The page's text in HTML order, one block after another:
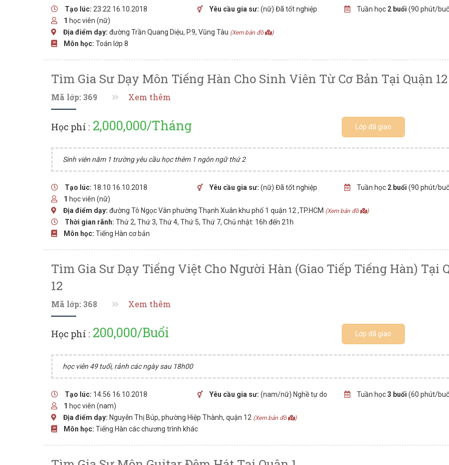
Tạo lúc: 23:22 16.10.2018 Yêu cầu gia sư: (nữ) Đã tốt nghiệp Tuần học 2 buổi (90 phút/
1 học viên (nữ)
Địa điểm dạy: đường Trần Quang Diệu, P.9, Vũng Tàu (Xem bản đồ )
Môn học: Toán lớp 8
Tìm Gia Sư Dạy Môn Tiếng Hàn Cho Sinh Viên Từ Cơ Bản Tại Quận 12
Mã lớp: 369 Xem thêm
Học phí : 2,000,000/Tháng Lớp đã giao
Sinh viên năm 1 trường yêu cầu học thêm 1 ngôn ngữ thứ 2
Tạo lúc: 18:10 16.10.2018 Yêu cầu gia sư: (nữ) Đã tốt nghiệp Tuần học 2 buổi (90 phút/
1 học viên (nữ)
Địa điểm dạy: đường Tô Ngọc Vân phường Thạnh Xuân khu phố 1 quận 12 ,TP.HCM (Xem bản đồ )
Thời gian rãnh: Thứ 2, Thứ 3, Thứ 4, Thứ 5, Thứ 7, Chủ nhật: 16h đến 21h
Môn học: Tiếng Hàn cơ bản
Tìm Gia Sư Dạy Tiếng Việt Cho Người Hàn (giao Tiếp Tiếng Hàn) Tại
12
Mã lớp: 368 Xem thêm
Học phí : 200,000/Buổi Lớp đã giao
học viên 49 tuổi, rảnh các ngày sau 18h00
Tạo lúc: 14:56 16.10.2018 Yêu cầu gia sư: (nam/nữ) Nghề tự do Tuần học3 buổi (60 phút/
1 học viên (nam)
Địa điểm dạy: Nguyễn Thị Búp, phường Hiệp Thành, quận 12 (Xem bản đồ )
Môn học: Tiếng Hàn các chương trình khác